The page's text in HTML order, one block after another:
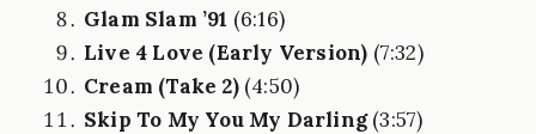
Glam Slam ’91 (6:16)
Live 4 Love (Early Version) (7:32)
Cream (Take 2)(4:50)
Skip To My You My Darling(3:57)